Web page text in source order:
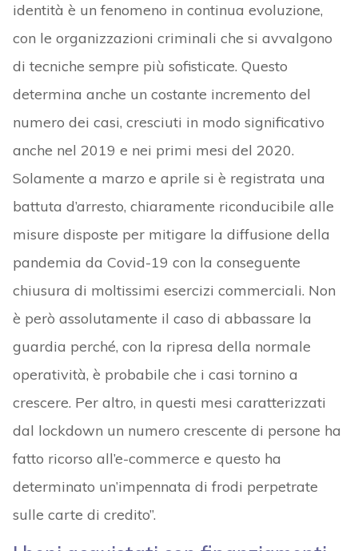
identità è un fenomeno in continua evoluzione,
con le organizzazioni criminali che si avvalgono
di tecniche sempre più sofisticate. Questo
determina anche un costante incremento del
numero dei casi, cresciuti in modo significativo
anche nel 2019 e nei primi mesi del 2020.
Solamente a marzo e aprile si è registrata una
battuta d’arresto, chiaramente riconducibile alle
misure disposte per mitigare la diffusione della
pandemia da Covid-19 con la conseguente
chiusura di moltissimi esercizi commerciali. Non
è però assolutamente il caso di abbassare la
guardia perché, con la ripresa della normale
operatività, è probabile che i casi tornino a
crescere. Per altro, in questi mesi caratterizzati
dal lockdown un numero crescente di persone ha
fatto ricorso all’e-commerce e questo ha
determinato un’impennata di frodi perpetrate
sulle carte di credito”.